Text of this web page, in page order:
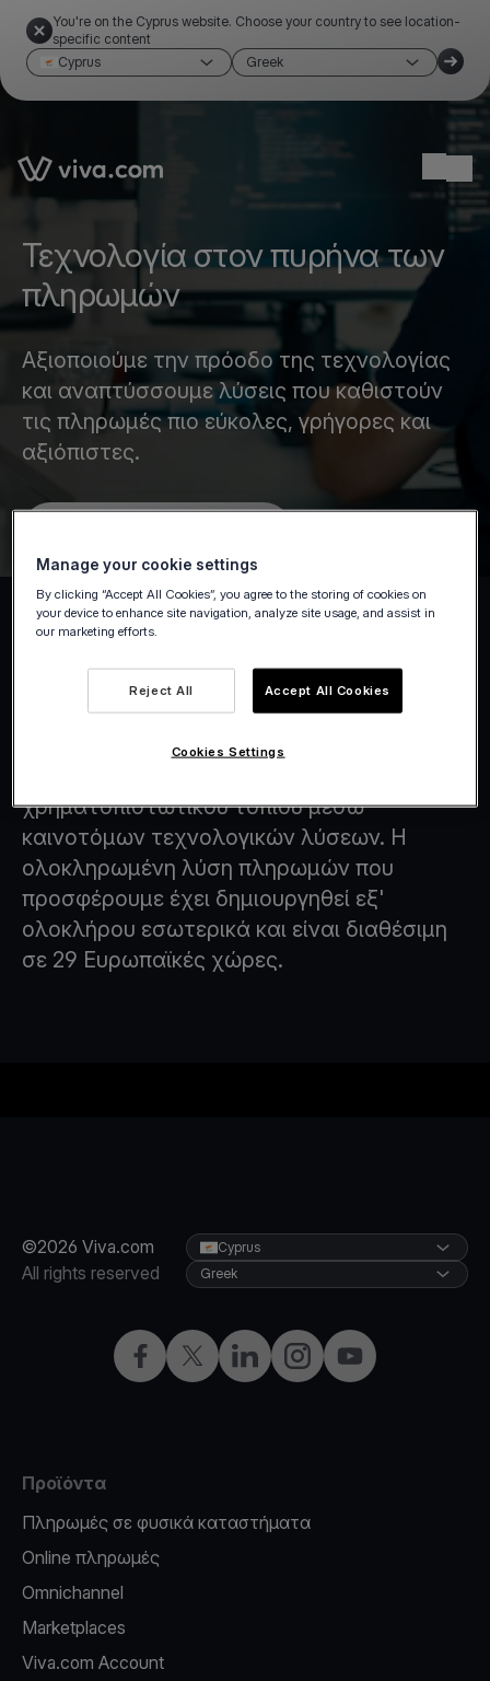
You're on the Cyprus website. Choose your country to see location-
specific content
Cyprus
Greek
Link to the homepage
Τεχνολογία στον πυρήνα των
πληρωμών
Αξιοποιούμε την πρόοδο της τεχνολογίας
και αναπτύσσουμε λύσεις που καθιστούν
τις πληρωμές πιο εύκολες, γρήγορες και
αξιόπιστες.
Tap on Any Device
Στη Viva.com, βρισκόμαστε στην πρώτη
χρηματοπιστωτικού τοπίου μέσω
καινοτόμων τεχνολογικών λύσεων. Η
ολοκληρωμένη λύση πληρωμών που
προσφέρουμε έχει δημιουργηθεί εξ'
ολοκλήρου εσωτερικά και είναι διαθέσιμη
σε 29 Ευρωπαϊκές χώρες.
©2026 Viva.com
All rights reserved
Facebook
X LinkedInInstagramYouTube
Cyprus
Greek
Προϊόντα
Πληρωμές σε φυσικά καταστήματα
Online πληρωμές
Omnichannel
Marketplaces
Viva.com Account
Manage your cookie settings
By clicking “Accept All Cookies”, you agree to the storing of cookies on
your device to enhance site navigation, analyze site usage, and assist in
our marketing efforts.
Reject All Accept All Cookies
Cookies Settings